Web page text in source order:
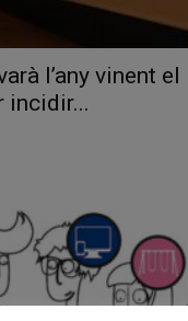
l’any vinent
incidir...